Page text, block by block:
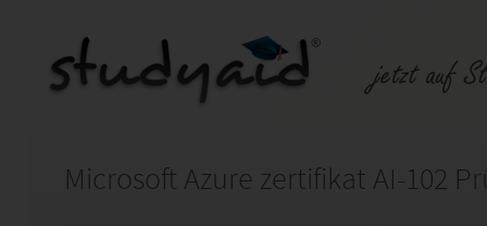
Microsoft Azure zertifikat AI-102